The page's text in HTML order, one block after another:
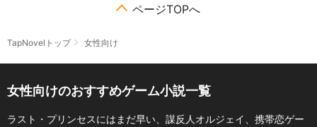
ページTOPへ
TapNovelトップ 女性向け
女性向けのおすすめゲーム小説一覧
ラスト・プリンセスにはまだ早い、謀反人オルジェイ、携帯恋ゲー